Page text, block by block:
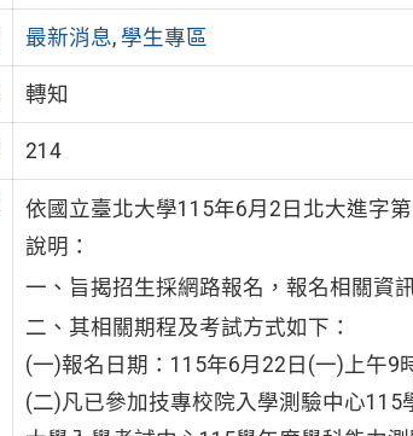
最新消息, 學生專區
轉知
214
依國立臺北大學115年6月2日北大進字
說明：
一、旨揭招生採網路報名，報名相關資
二、其相關期程及考試方式如下：
(一)報名日期：115年6月22日(一)上午9
(二)凡已參加技專校院入學測驗中心